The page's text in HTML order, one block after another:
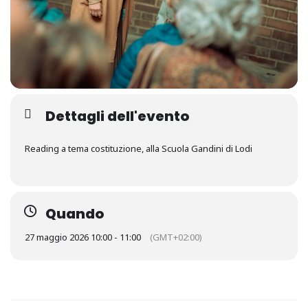
Dettagli dell'evento
Reading a tema costituzione, alla Scuola Gandini di Lodi
Quando
27 maggio 2026 10:00 - 11:00 (GMT+02:00)